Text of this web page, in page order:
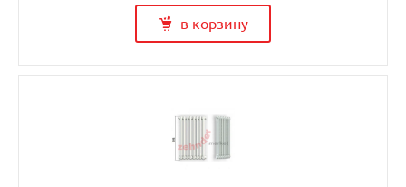
в корзину